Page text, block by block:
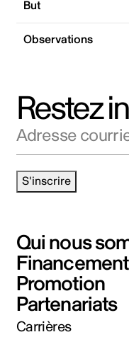
But
Observations
Restez
S'inscrire
Qui nous
Promotion
Partenariats
Carrières